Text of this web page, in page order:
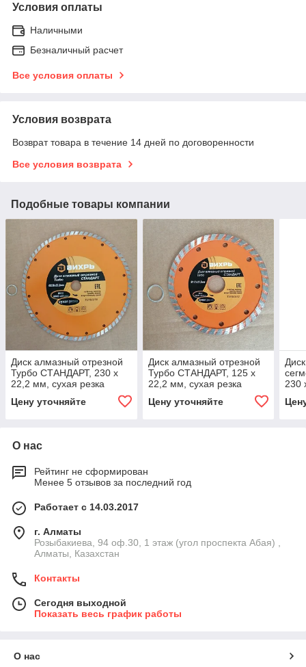
Условия оплаты
Наличными
Безналичный расчет
Все условия оплаты
Условия возврата
Возврат товара в течение 14 дней по договоренности
Все условия возврата
Подобные товары компании
Диск алмазный отрезной
Турбо СТАНДАРТ, 230 х
22,2 мм, сухая резка
Цену уточняйте
Диск алмазный отрезной
Турбо СТАНДАРТ, 125 х
22,2 мм, сухая резка
Цену уточняйте
230
О нас
Рейтинг не сформирован
Менее 5 отзывов за последний год
Работает с 14.03.2017
г. Алматы
Розыбакиева, 94 оф.30, 1 этаж (угол проспекта Абая) ,
Алматы, Казахстан
Контакты
Сегодня выходной
Показать весь график работы
О нас